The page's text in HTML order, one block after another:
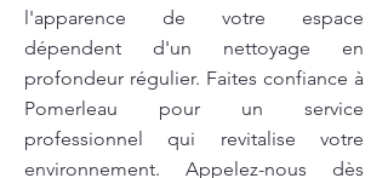
l'apparence de votre espace
dépendent d'un nettoyage en
profondeur régulier. Faites confiance à
Pomerleau pour un service
professionnel qui revitalise votre
environnement. Appelez-nous dès